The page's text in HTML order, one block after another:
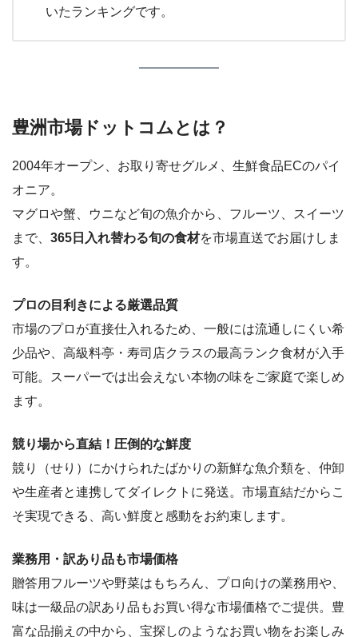
いたランキングです。
豊洲市場ドットコムとは？
2004年オープン、お取り寄せグルメ、生鮮食品ECのパイ
オニア。
マグロや蟹、ウニなど旬の魚介から、フルーツ、スイーツ
まで、 365日入れ替わる旬の食材を市場直送でお届けしま
す。
プロの目利きによる厳選品質
市場のプロが直接仕入れるため、一般には流通しにくい希
少品や、高級料亭・寿司店クラスの最高ランク食材が入手
可能。スーパーでは出会えない本物の味をご家庭で楽しめ
ます。
競り場から直結！圧倒的な鮮度
競り（せり）にかけられたばかりの新鮮な魚介類を、仲卸
や生産者と連携してダイレクトに発送。市場直結だからこ
そ実現できる、高い鮮度と感動をお約束します。
業務用・訳あり品も市場価格
贈答用フルーツや野菜はもちろん、プロ向けの業務用や、
味は一級品の訳あり品もお買い得な市場価格でご提供。豊
富な品揃えの中から、宝探しのようなお買い物をお楽しみ